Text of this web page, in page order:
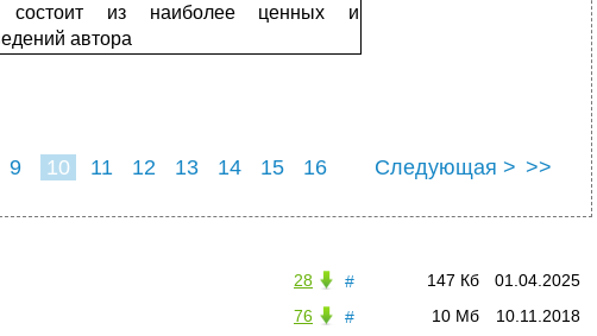
состоит из наиболее ценных и
автора
9 10 11 12 13 14 15 16 Следующая > >>
# 01.04.2025
147 Кб
28
#
10.11.2018
10 Мб
76